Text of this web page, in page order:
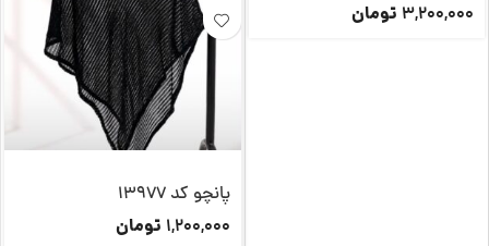
3,200,000 تومان
پانچو کد 13977
1,200,000 تومان